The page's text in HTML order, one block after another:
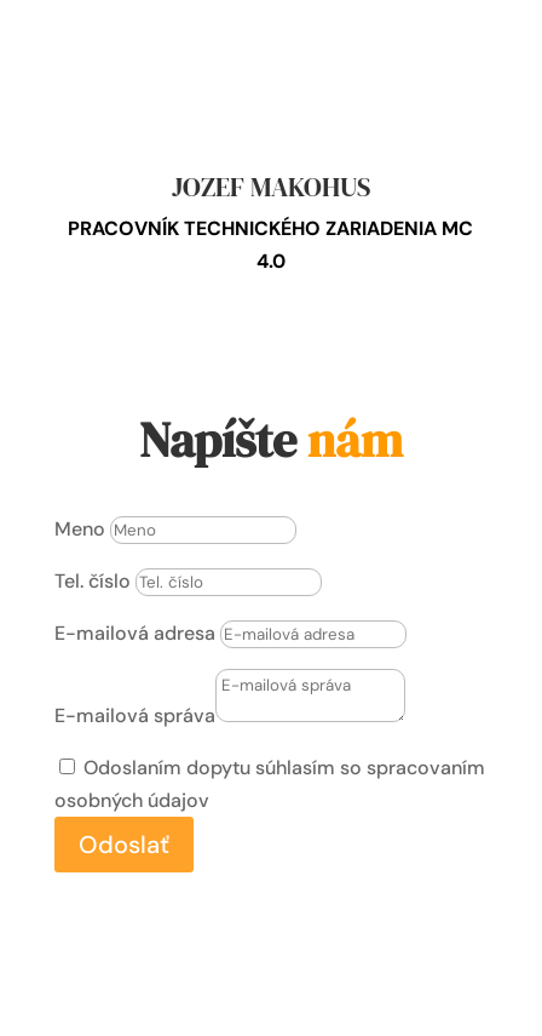
JOZEF MAKOHUS
PRACOVNÍK TECHNICKÉHO ZARIADENIA MC
4.0
Napíštenám
Meno
Tel. číslo
E-mailová adresa
E-mailová správa
Odoslaním dopytu súhlasím so spracovaním
osobných údajov
Odoslať